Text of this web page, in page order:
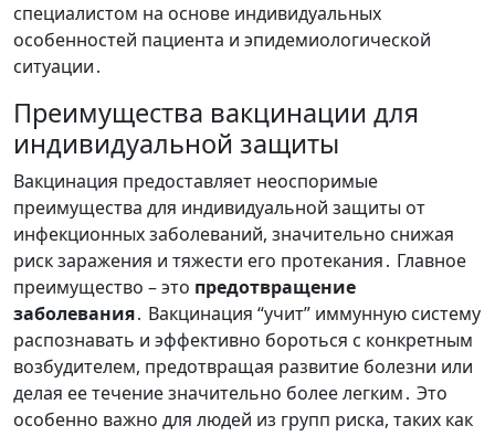
специалистом на основе индивидуальных
особенностей пациента и эпидемиологической
ситуации․
Преимущества вакцинации для
индивидуальной защиты
Вакцинация предоставляет неоспоримые
преимущества для индивидуальной защиты от
инфекционных заболеваний, значительно снижая
риск заражения и тяжести его протекания․ Главное
преимущество – это предотвращение
заболевания․ Вакцинация “учит” иммунную систему
распознавать и эффективно бороться с конкретным
возбудителем, предотвращая развитие болезни или
делая ее течение значительно более легким․ Это
особенно важно для людей из групп риска, таких как